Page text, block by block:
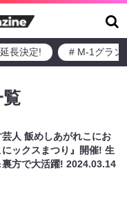
長決定! # M-1グラン
人 飯めしあがれこにお
ックスまつり』開催! 生
裏方で大活躍!2024.03.14